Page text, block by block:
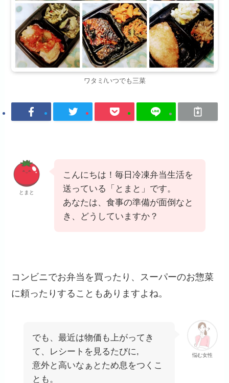
ワタミ/いつでも三菜
とまと
こんにちは！毎日冷凍弁当生活を
送っている「とまと」です。
あなたは、食事の準備が面倒なと
き、どうしていますか？
コンビニでお弁当を買ったり、スーパーのお惣菜
に頼ったりすることもありますよね。
悩む女性
でも、最近は物価も上がってき
て、レシートを見るたびに,
意外と高いなぁとため息をつくこ
とも。